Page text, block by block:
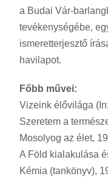
a Budai Vár-
tevékenységébe,
ismeretterjesztő
havilapot.
Főbb művei:
Vizeink élővilága
Szeretem a
Mosolyog az élet,
A Föld kialakulása
Kémia (tankönyv),